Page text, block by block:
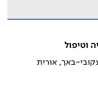
וטיפול
באך, אורית